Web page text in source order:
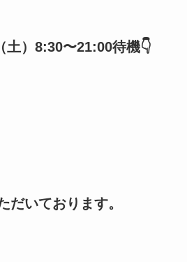
土）8:30〜21:00待機👇️
だいております。